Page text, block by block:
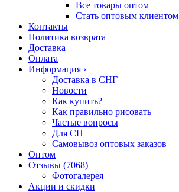
Все товары оптом
Стать оптовым клиентом
Контакты
Политика возврата
Доставка
Оплата
Информация ›
Доставка в СНГ
Новости
Как купить?
Как правильно рисовать
Частые вопросы
Для СП
Самовывоз оптовых заказов
Оптом
Отзывы (7068)
Фотогалерея
Акции и скидки